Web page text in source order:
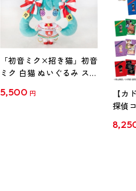
「初音ミク×招き猫」初音
ミク 白猫 ぬいぐるみ スタ
5,500 円
【カ
探偵
クリ